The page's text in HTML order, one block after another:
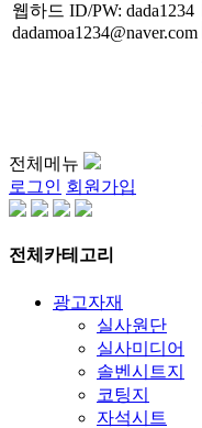
웹하드 ID/PW: dada1234
dadamoa1234@naver.com
전체메뉴
로그인 회원가입
전체카테고리
광고자재
실사원단
실사미디어
솔벤시트지
코팅지
자석시트